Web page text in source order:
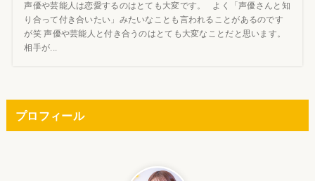
声優や芸能人は恋愛するのはとても大変です。 よく「声優さんと知
り合って付き合いたい」みたいなことも言われることがあるのです
が笑 声優や芸能人と付き合うのはとても大変なことだと思います。
相手が...
プロフィール